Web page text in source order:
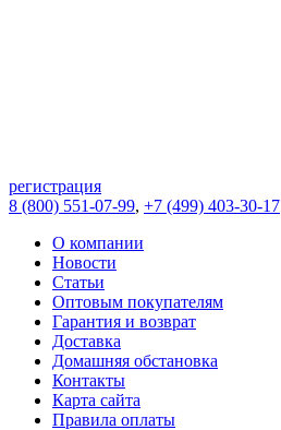
регистрация
8 (800) 551-07-99, +7 (499) 403-30-17
О компании
Новости
Статьи
Оптовым покупателям
Гарантия и возврат
Доставка
Домашняя обстановка
Контакты
Карта сайта
Правила оплаты